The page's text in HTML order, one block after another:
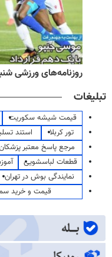
روزنامه‌های ورزشی شنبه ۱۷ مرداد
تبلیغات
قیمت شیشه سکوریت
تور کربلا
استند
مرجع پاسخ معتبر
قطعات لباسشویی
نمایندگی بوش در تهران
قیمت و خرید